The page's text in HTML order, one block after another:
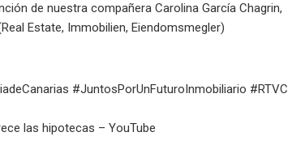
de nuestra compañera Carolina García Chagrin,
Estate, Immobilien, Eiendomsmegler)
#JuntosPorUnFuturoInmobiliario #RTVC
las hipotecas – YouTube